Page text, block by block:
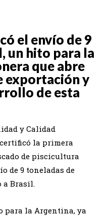
el envío de 9
un hito para la
que abre
exportación y
de esta
y Calidad
la primera
de piscicultura
de 9 toneladas de
a Brasil.
para la Argentina, ya